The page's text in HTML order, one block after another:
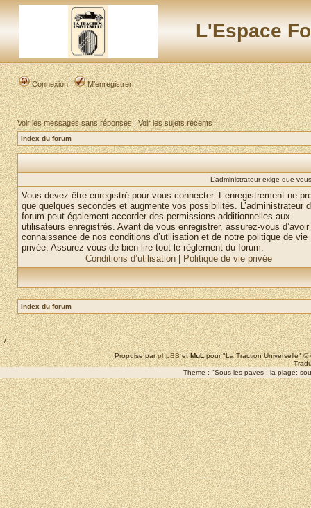
L'Espace
Connexion M’enregistrer
Voir les messages sans réponses|Voir les sujets récents
Index du forum
L’administrateur exige que
Vous devez être enregistré pour vous connecter. L’enregistrement ne
que quelques secondes et augmente vos possibilités. L’administrateur
forum peut également accorder des permissions additionnelles aux
utilisateurs enregistrés. Avant de vous enregistrer, assurez-vous
connaissance de nos conditions d’utilisation et de notre politique de vie
privée. Assurez-vous de bien lire tout le règlement du forum.
Conditions d’utilisation
Politique de vie privée
Index du forum
--/
Propulse parphpBBetMuLpour "La Traction Universelle"
Theme : "Sous les paves : la plage;